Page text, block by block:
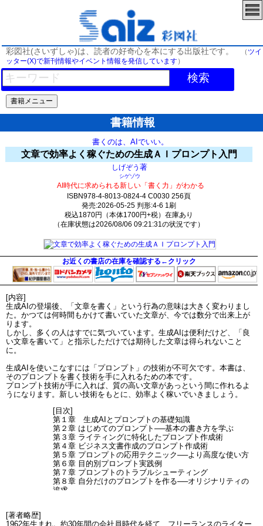
彩図社(さいずしゃ)は、読者の好奇心を本にする出版社です。 （ ツイ
ッター(X)で新刊情報やイベント情報を発信しています）
検索
書籍情報
書くのは、AIでいい。
文章で効率よく稼ぐための生成ＡＩプロンプト入門
しげぞう 著
シゲゾウ
AI時代に求められる新しい「書く力」がわかる
ISBN978-4-8013-0824-4 C0030 256頁
発売:2026-05-25 判形:4-6 1刷
税込1870円（本体1700円+税）在庫あり
（在庫状態は2026/08/06 09:21:31の状況です）
お近くの書店の在庫を確認する←クリック
[内容]
生成AIの登場後、「文章を書く」という行為の意味は大きく変わりまし
た。かつては何時間もかけて書いていた文章が、今では数分で出来上が
ります。
しかし、多くの人はすでに気づいています。生成AIは便利だけど、「良
い文章を書いて」と指示しただけでは期待した文章は得られないこと
に。
生成AIを使いこなすには「プロンプト」の技術が不可欠です。本書は、
そのプロンプトを書く技術を手に入れるための本です。
プロンプト技術が手に入れば、質の高い文章があっという間に作れるよ
うになります。新しい技術をもとに、効率よく稼いでいきましょう。
[目次]
第１章 生成AIとプロンプトの基礎知識
第２章 はじめてのプロンプト──基本の書き方を学ぶ
第３章 ライティングに特化したプロンプト作成術
第４章 ビジネス文書作成のプロンプト作成術
第５章 プロンプトの応用テクニック──より高度な使い方
第６章 目的別プロンプト実践例
第７章 プロンプトのトラブルシューティング
第８章 自分だけのプロンプトを作る──オリジナリティの
追求
[著者略歴]
1962年生まれ。約30年間の会社員時代を経て、フリーランスのライター